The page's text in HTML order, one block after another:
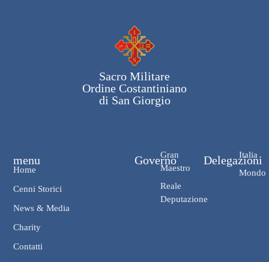
Sacro Militare
Ordine Costantiniano
di San Giorgio
Governo
Gran
Maestro
Reale
Deputazione
Delegazioni
Italia
Mondo
menu
Home
Cenni Storici
News & Media
Charity
Contatti